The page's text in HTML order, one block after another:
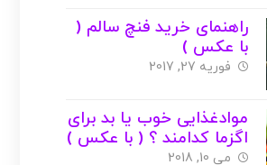
راهنمای خرید فنچ سالم (
با عکس )
فوریه 27, 2017
موادغذایی خوب یا بد برای
اگزما کدامند ؟ ( با عکس )
می 10, 2018